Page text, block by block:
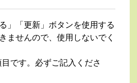
」「更新」ボタンを使用する
ませんので、使用しないでく
です。必ずご記入くださ